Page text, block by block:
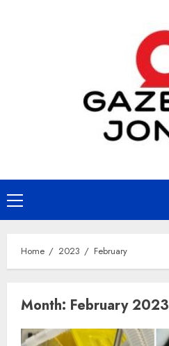
Primary
Menu
Home 2023 February
Month: February 2023